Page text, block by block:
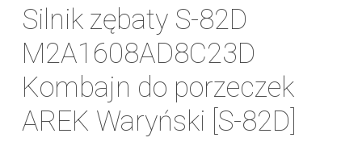
Silnik zębaty S-82D
M2A1608AD8C23D
Kombajn do porzeczek
AREK Waryński [S-82D]